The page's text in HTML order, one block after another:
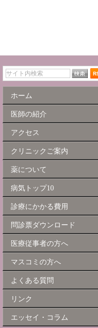
ホーム
医師の紹介
アクセス
クリニックご案内
薬について
病気トップ10
診療にかかる費用
問診票ダウンロード
医療従事者の方へ
マスコミの方へ
よくある質問
リンク
エッセイ・コラム